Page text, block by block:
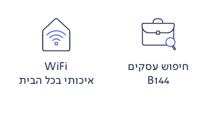
חיפוש עסקים
B144
WiFi
איכותי בכל הבית